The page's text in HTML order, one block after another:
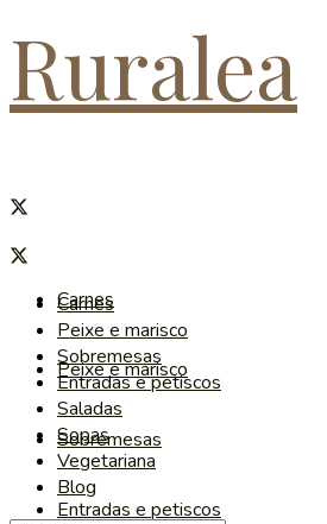
Ruralea
Carnes
Peixe e marisco
Sobremesas
Entradas e petiscos
Carnes
Peixe e marisco
Sobremesas
Entradas e petiscos
Saladas
Sopas
Vegetariana
Blog